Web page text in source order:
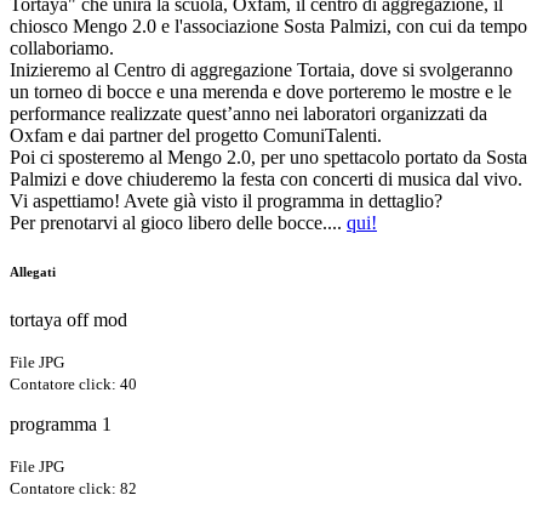
Tortaya" che unirà la scuola, Oxfam, il centro di aggregazione, il
chiosco Mengo 2.0 e l'associazione Sosta Palmizi, con cui da tempo
collaboriamo.
Inizieremo al Centro di aggregazione Tortaia, dove si svolgeranno
un torneo di bocce e una merenda e dove porteremo le mostre e le
performance realizzate quest’anno nei laboratori organizzati da
Oxfam e dai partner del progetto ComuniTalenti.
Poi ci sposteremo al Mengo 2.0, per uno spettacolo portato da Sosta
Palmizi e dove chiuderemo la festa con concerti di musica dal vivo.
Vi aspettiamo! Avete già visto il programma in dettaglio?
Per prenotarvi al gioco libero delle bocce.... qui!
Allegati
tortaya off mod
File JPG
Contatore click: 40
programma 1
File JPG
Contatore click: 82